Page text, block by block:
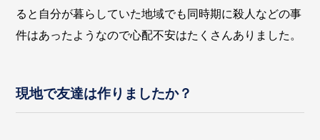
ると自分が暮らしていた地域でも同時期に殺人などの事
件はあったようなので心配不安はたくさんありました。
現地で友達は作りましたか？